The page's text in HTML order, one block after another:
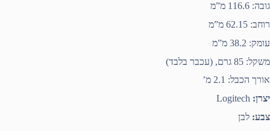
גובה: 116.6 מ”מ
רוחב: 62.15 מ”מ
עומק: 38.2 מ”מ
משקל: 85 גרם, (עכבר בלבד)
אורך הכבל: 2.1 מ’
יצרן:
צבע: לבן